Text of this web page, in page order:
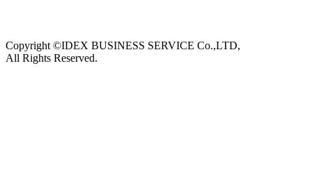
Copyright ©IDEX BUSINESS SERVICE Co.,LTD,
All Rights Reserved.